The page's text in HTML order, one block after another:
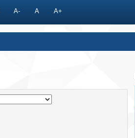
A- A A+